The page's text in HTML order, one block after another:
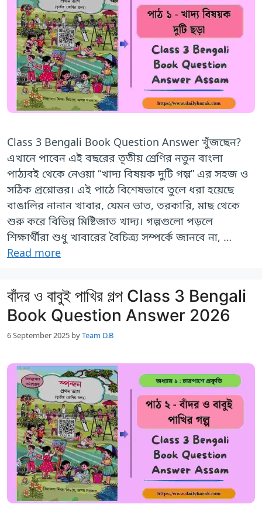
Class 3 Bengali Book Question Answer খুঁজছেন?
এখানে পাবেন এই বছরের তৃতীয় শ্রেণির নতুন বাংলা
পাঠ্যবই থেকে নেওয়া “খাদ্য বিষয়ক দুটি গল্প” এর সহজ ও
সঠিক প্রশ্নোত্তর। এই পাঠে বিশেষভাবে তুলে ধরা হয়েছে
বাঙালির নানান খাবার, যেমন ভাত, তরকারি, মাছ থেকে
শুরু করে বিভিন্ন মিষ্টিজাত খাদ্য। গল্পগুলো পড়লে
শিক্ষার্থীরা শুধু খাবারের বৈচিত্র্য সম্পর্কে জানবে না, …
Read more
বাঁদর ও বাবুই পাখির গল্প Class 3 Bengali
Book Question Answer 2026
6 September 2025 byTeam D.B